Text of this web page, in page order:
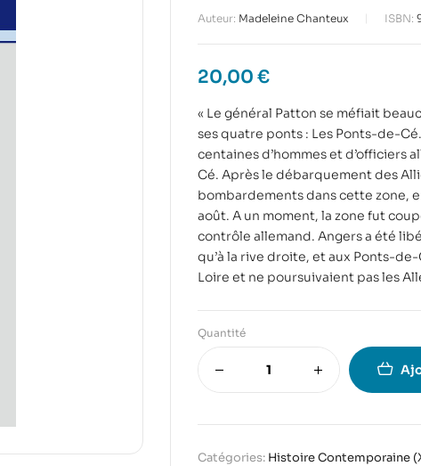
Auteur: Madeleine Chanteux ISBN:
20,00 €
« Le général Patton se méfiait
ses quatre ponts : Les Ponts-de-
centaines d’hommes et d’officiers
Cé. Après le débarquement des
bombardements dans cette zone,
août. A un moment, la zone fut
contrôle allemand. Angers a été
qu’à la rive droite, et aux Ponts-
Loire et ne poursuivaient pas les
Quantité
Catégories: Histoire Contemporaine